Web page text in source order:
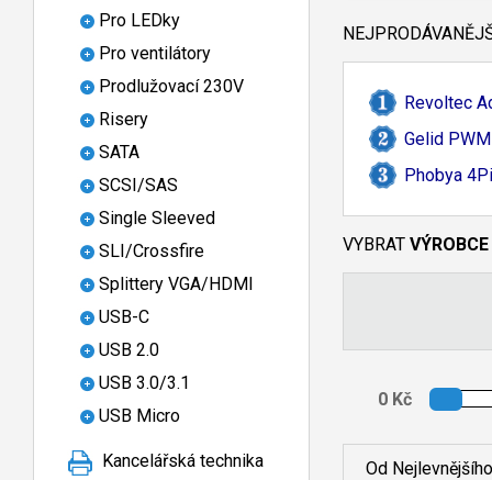
Pro LEDky
Pro ventilátory
Prodlužovací 230V
Risery
SATA
SCSI/SAS
Single Sleeved
SLI/Crossfire
Splittery VGA/HDMI
USB-C
USB 2.0
USB 3.0/3.1
USB Micro
Kancelářská technika
Revoltec
Gelid
Phobya
VYBRAT VÝROBCE
Od Nejlevnějšího